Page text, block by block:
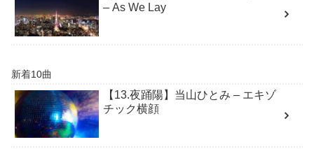
– As We Lay
新着10曲
【13.夜踊陽】当山ひとみ – エキゾ
チック横顔